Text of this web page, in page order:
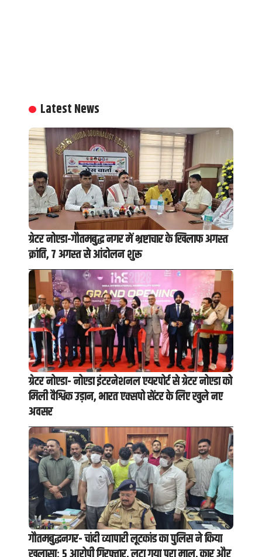
Latest News
ग्रेटर नोएडा-गौतमबुद्ध नगर में भ्रष्टाचार के खिलाफ अगस्त
क्रांति, 7 अगस्त से आंदोलन शुरू
ग्रेटर नोएडा- नोएडा इंटरनेशनल एयरपोर्ट से ग्रेटर नोएडा को
मिली वैश्विक उड़ान, भारत एक्सपो सेंटर के लिए खुले नए
अवसर
गौतमबुद्धनगर- चांदी व्यापारी लूटकांड का पुलिस ने किया